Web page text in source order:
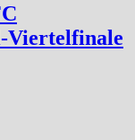
Viertelfinale